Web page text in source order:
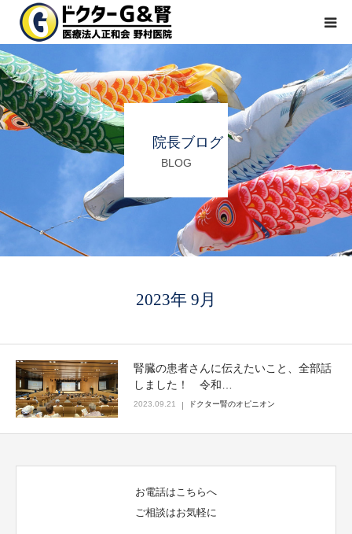
院長ブログ
BLOG
2023年 9月
腎臓の患者さんに伝えたいこと、全部話
しました！ 令和…
2023.09.21 ドクター腎のオピニオン
お電話はこちらへ
ご相談はお気軽に
ホーム
医院紹介
診療科目
よくある質問
院長ブログ